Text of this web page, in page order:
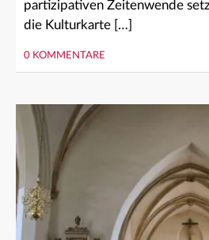
partizipativen Zeitenwende
die Kulturkarte […]
0 KOMMENTARE